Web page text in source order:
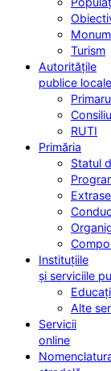
Turism
Autoritățile
publice locale
RUTI
Primăria
Statul
Instituțiile
și serviciile
Alte
Servicii
online